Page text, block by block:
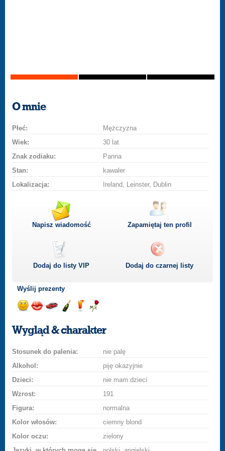
O mnie
Płeć:
Mężczyzna
Wiek:
30 lat
Znak zodiaku:
Panna
Stan:
kawaler
Lokalizacja:
Ireland, Leinster, Dublin
Napisz wiadomość Zapamiętaj ten profil
Dodaj do listyVIP Dodaj do czarnej listy
Wyślij prezenty
uśmiech
buziakasamochodem
szampana
drinka
różę
Wygląd & charakter
Stosunek do palenia:
nie palę
Alkohol:
piję okazyjnie
Dzieci:
nie mam dzieci
Wzrost:
191
Figura:
normalna
Kolor włosów:
ciemny blond
Kolor oczu:
zielony